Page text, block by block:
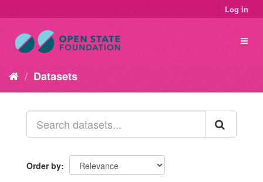
Log in
Datasets
Order by